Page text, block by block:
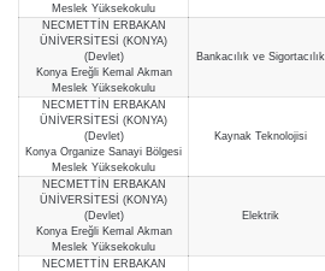
Meslek Yüksekokulu
NECMETTİN ERBAKAN
ÜNİVERSİTESİ (KONYA)
(Devlet)
Konya Ereğli Kemal Akman
Meslek Yüksekokulu
Bankacılık ve Sigortacılık
NECMETTİN ERBAKAN
ÜNİVERSİTESİ (KONYA)
(Devlet)
Konya Organize Sanayi Bölgesi
Meslek Yüksekokulu
Kaynak Teknolojisi
NECMETTİN ERBAKAN
ÜNİVERSİTESİ (KONYA)
(Devlet)
Konya Ereğli Kemal Akman
Meslek Yüksekokulu
Elektrik
NECMETTİN ERBAKAN